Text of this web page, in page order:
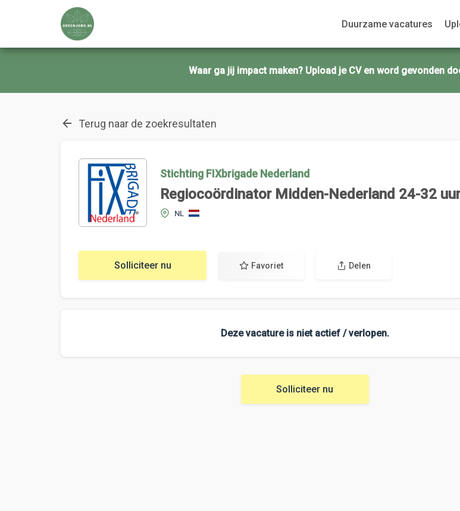
Duurzame vacatures
Waar ga jij impact maken? Upload je CV en word gevonden
Terug naar de zoekresultaten
Stichting FIXbrigade Nederland
Regiocoördinator Midden-Nederland 24-32 uur
NL
Solliciteer nu Favoriet Delen
Deze vacature is niet actief / verlopen.
Solliciteer nu